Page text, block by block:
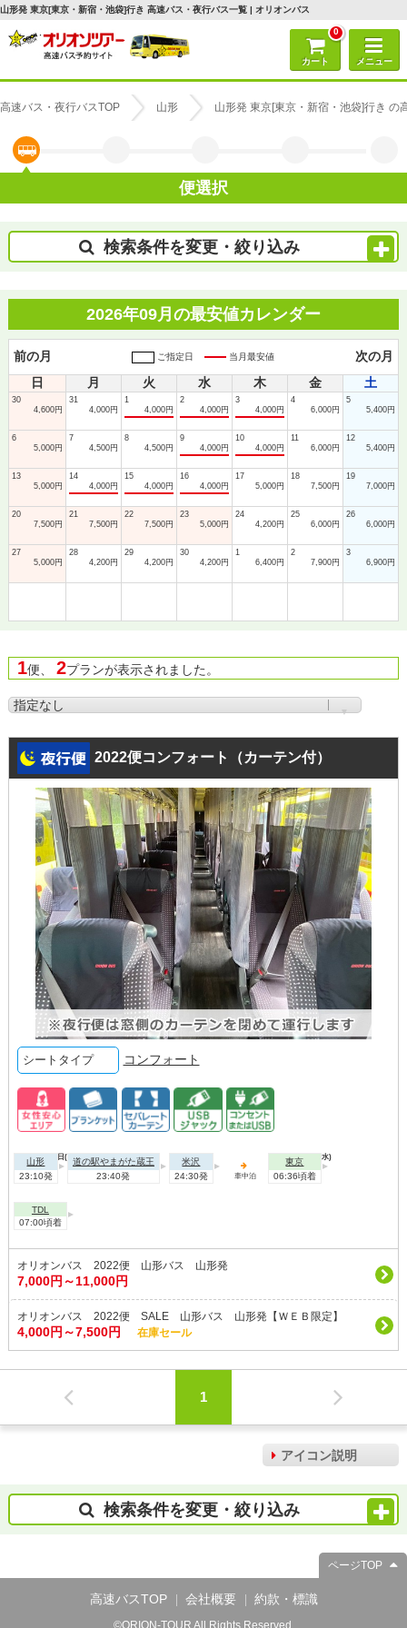
山形発 東京[東京・新宿・池袋]行き 高速バス・夜行バス一覧 | オリオンバス
0
カート メニュー
高速バス・夜行バスTOP 山形 山形発 東京[東京・新宿・池袋]行き の
便選択
検索条件を変更・絞り込み
2026年09月の最安値カレンダー
前の月 ご指定日 当月最安値
次の月
日
月 火 水 木 金 土
30
4,600円
31
4,000円
1
4,000円
2
4,000円
3
4,000円
4
6,000円
5
5,400円
6
5,000円
7
4,500円
8
4,500円
9
4,000円
10
4,000円
11
6,000円
12
5,400円
13
5,000円
14
4,000円
15
4,000円
16
4,000円
17
5,000円
18
7,500円
19
7,000円
20
7,500円
21
7,500円
22
7,500円
23
5,000円
24
4,200円
25
6,000円
26
6,000円
27
5,000円
28
4,200円
29
4,200円
30
4,200円
1
6,400円
2
7,900円
3
6,900円
1便、 2プランが表示されました。
2022便コンフォート（カーテン付）
シートタイプ コンフォート
2026年09月01日(火)
山形
23:10発
道の駅やまがた蔵王
23:40発
米沢
24:30発
車中泊
2026年09月02日(水)
東京
06:36頃着
TDL
07:00頃着
オリオンバス 2022便 山形バス 山形発
7,000円～11,000円
オリオンバス 2022便 SALE 山形バス 山形発【ＷＥＢ限定】
4,000円～7,500円 在庫セール
1
アイコン説明
検索条件を変更・絞り込み
ページTOP
高速バスTOP 会社概要 約款・標識